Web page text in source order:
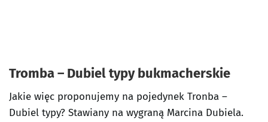
Tromba – Dubiel typy bukmacherskie
Jakie więc proponujemy na pojedynek Tronba –
Dubiel typy? Stawiany na wygraną Marcina Dubiela.